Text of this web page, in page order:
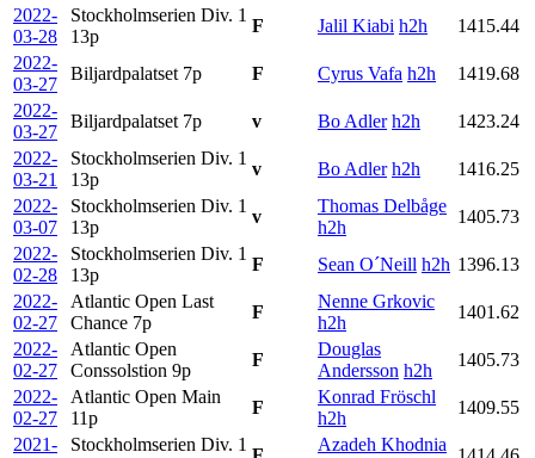
2022-
03-28
Stockholmserien Div. 1
13p
F Jalil Kiabi h2h
1415.44
2022-
03-27
Biljardpalatset 7p F Cyrus Vafa h2h
1419.68
2022-
03-27
Biljardpalatset 7p v Bo Adler h2h
1423.24
2022-
03-21
Stockholmserien Div. 1
13p
v Bo Adler h2h
1416.25
2022-
03-07
Stockholmserien Div. 1
13p
v
Thomas Delbåge
h2h
1405.73
2022-
02-28
Stockholmserien Div. 1
13p
F Sean O´Neill h2h 1396.13
2022-
02-27
Atlantic Open Last
Chance 7p
F
Nenne Grkovic
h2h
1401.62
2022-
02-27
Atlantic Open
Conssolstion 9p
F
Douglas
Andersson h2h
1405.73
2022-
02-27
Atlantic Open Main
11p
F
Konrad Fröschl
h2h
1409.55
2021-
Stockholmserien Div. 1
Azadeh Khodnia